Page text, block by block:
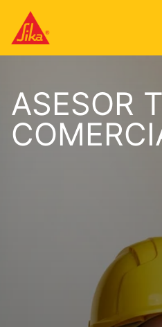
ASESOR